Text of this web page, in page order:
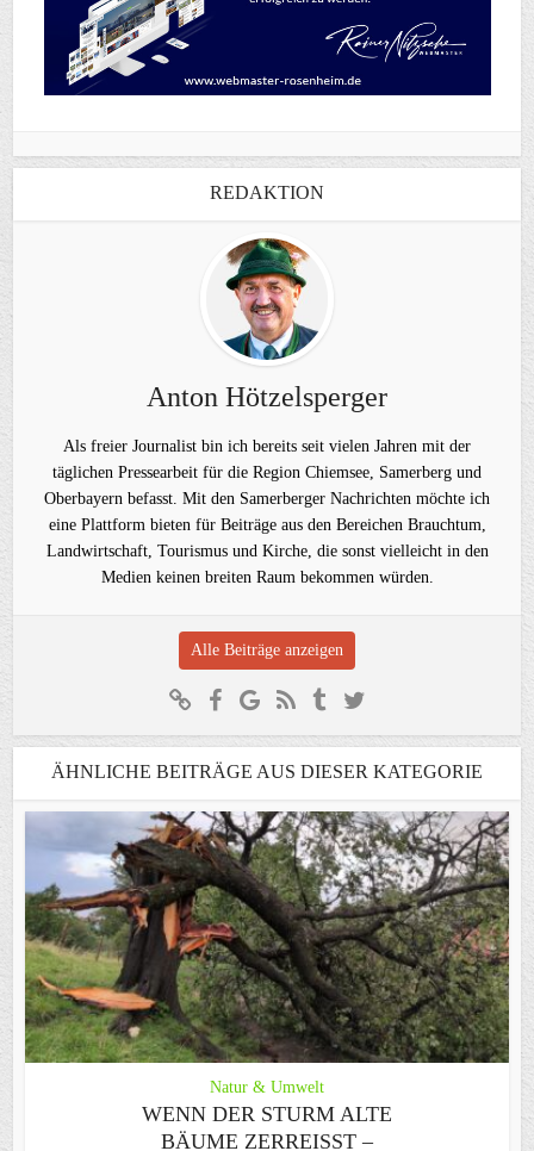
REDAKTION
Anton Hötzelsperger
Als freier Journalist bin ich bereits seit vielen Jahren mit der
täglichen Pressearbeit für die Region Chiemsee, Samerberg und
Oberbayern befasst. Mit den Samerberger Nachrichten möchte ich
eine Plattform bieten für Beiträge aus den Bereichen Brauchtum,
Landwirtschaft, Tourismus und Kirche, die sonst vielleicht in den
Medien keinen breiten Raum bekommen würden.
Alle Beiträge anzeigen
ÄHNLICHE BEITRÄGE AUS DIESER KATEGORIE
Natur & Umwelt
WENN DER STURM ALTE
BÄUME ZERREISST – G